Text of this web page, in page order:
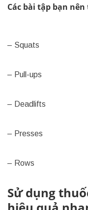
Các bài tập bạn
– Squats
– Pull-ups
– Deadlifts
– Presses
– Rows
Sử dụng